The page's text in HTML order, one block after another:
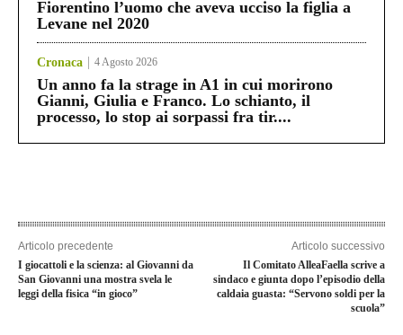
Fiorentino l’uomo che aveva ucciso la figlia a
Levane nel 2020
Cronaca 4 Agosto 2026
Un anno fa la strage in A1 in cui morirono
Gianni, Giulia e Franco. Lo schianto, il
processo, lo stop ai sorpassi fra tir....
Articolo precedente
I giocattoli e la scienza: al Giovanni da
San Giovanni una mostra svela le
leggi della fisica “in gioco”
Articolo successivo
Il Comitato AlleaFaella scrive a
sindaco e giunta dopo l’episodio della
caldaia guasta: “Servono soldi per la
scuola”